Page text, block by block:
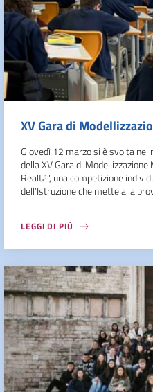
XV Gara di
Giovedì 12 marzo si è svolta
della XV Gara di
Realtà”, una competizione
dell’Istruzione che mette alla
LEGGI DI PIÙ